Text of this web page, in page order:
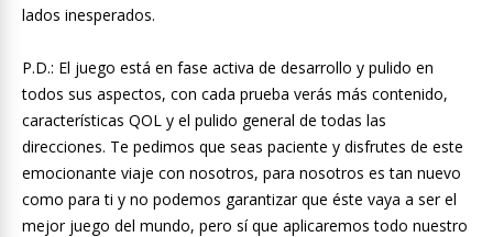
lados inesperados.
P.D.: El juego está en fase activa de desarrollo y pulido en
todos sus aspectos, con cada prueba verás más contenido,
características QOL y el pulido general de todas las
direcciones. Te pedimos que seas paciente y disfrutes de este
emocionante viaje con nosotros, para nosotros es tan nuevo
como para ti y no podemos garantizar que éste vaya a ser el
mejor juego del mundo, pero sí que aplicaremos todo nuestro